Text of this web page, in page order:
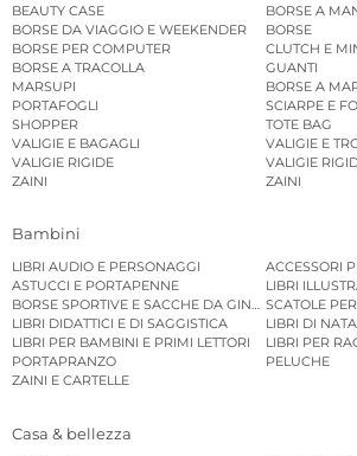
BEAUTY CASE
BORSE A
BORSE DA VIAGGIO E WEEKENDER
BORSE
BORSE PER COMPUTER
CLUTCH E
BORSE A TRACOLLA
GUANTI
MARSUPI
BORSE A
PORTAFOGLI
SCIARPE E
SHOPPER
TOTE BAG
VALIGIE E BAGAGLI
VALIGIE E
VALIGIE RIGIDE
VALIGIE
ZAINI
ZAINI
Bambini
LIBRI AUDIO E PERSONAGGI
ACCESSORI
ASTUCCI E PORTAPENNE
LIBRI
BORSE SPORTIVE E SACCHE DA GINNASTICA
SCATOLE
LIBRI DIDATTICI E DI SAGGISTICA
LIBRI DI
LIBRI PER BAMBINI E PRIMI LETTORI
LIBRI PER
PORTAPRANZO
PELUCHE
ZAINI E CARTELLE
Casa & bellezza